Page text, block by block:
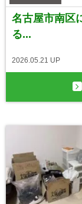
名古屋市南区
る...
2026.05.21 UP